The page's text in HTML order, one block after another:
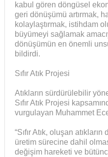
kabul gören döngüsel
geri dönüşümü artırmak,
kolaylaştırmak, istihdam
büyümeyi sağlamak
dönüşümün en önemli
bildirdi.
Sıfır Atık Projesi
Atıkların sürdürülebilir
Sıfır Atık Projesi
vurgulayan Muhammet
“Sıfır Atık, oluşan
üretim sürecine dahil
değişim hareketi ve